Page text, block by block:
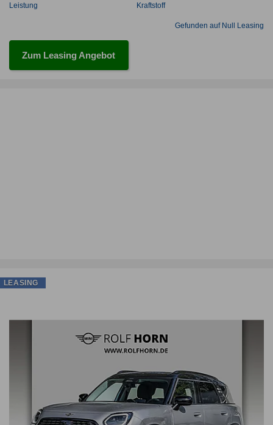
Leistung Kraftstoff
Gefunden auf Null Leasing
Zum Leasing Angebot
LEASING